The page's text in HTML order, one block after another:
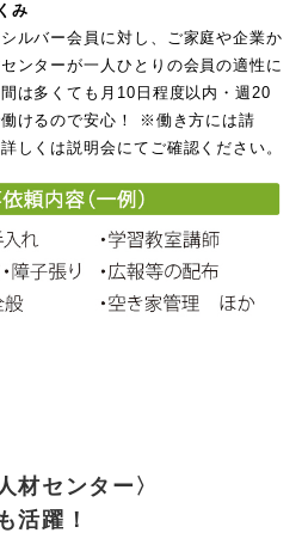
み
ルバー会員に対し、ご家庭や企業か
ンターが一人ひとりの会員の適性に
は多くても月10日程度以内・週20
けるので安心！ ※働き方には請
しくは説明会にてご確認ください。
材センター〉
活躍！